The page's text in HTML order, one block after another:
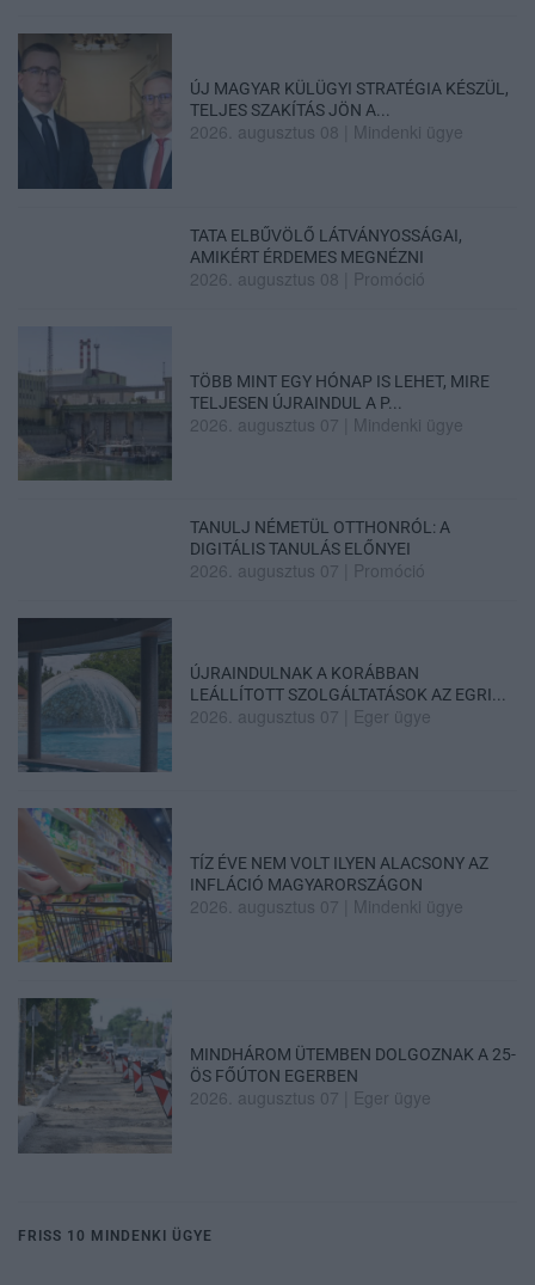
ÚJ MAGYAR KÜLÜGYI STRATÉGIA KÉSZÜL,
TELJES SZAKÍTÁS JÖN A...
2026. augusztus 08 Mindenki ügye
TATA ELBŰVÖLŐ LÁTVÁNYOSSÁGAI,
AMIKÉRT ÉRDEMES MEGNÉZNI
2026. augusztus 08 Promóció
TÖBB MINT EGY HÓNAP IS LEHET, MIRE
TELJESEN ÚJRAINDUL A P...
2026. augusztus 07 Mindenki ügye
TANULJ NÉMETÜL OTTHONRÓL: A
DIGITÁLIS TANULÁS ELŐNYEI
2026. augusztus 07 Promóció
ÚJRAINDULNAK A KORÁBBAN
LEÁLLÍTOTT SZOLGÁLTATÁSOK AZ EGRI...
2026. augusztus 07 Eger ügye
TÍZ ÉVE NEM VOLT ILYEN ALACSONY AZ
INFLÁCIÓ MAGYARORSZÁGON
2026. augusztus 07 Mindenki ügye
MINDHÁROM ÜTEMBEN DOLGOZNAK A 25-
ÖS FŐÚTON EGERBEN
2026. augusztus 07 Eger ügye
FRISS 10 MINDENKI ÜGYE